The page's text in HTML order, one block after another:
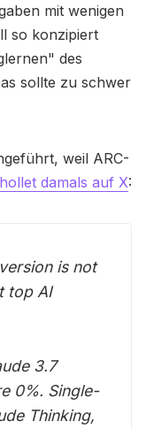
mit wenigen
so konzipiert
des
sollte zu schwer
weil ARC-
damals auf X:
is not
top AI
3.7
0%. Single-
Thinking,